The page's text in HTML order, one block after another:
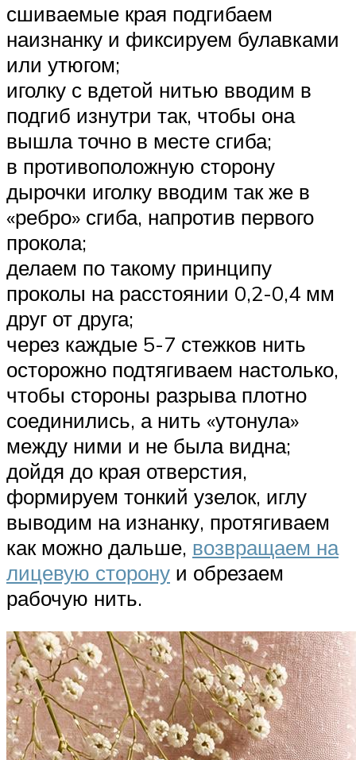
сшиваемые края подгибаем
наизнанку и фиксируем булавками
или утюгом;
иголку с вдетой нитью вводим в
подгиб изнутри так, чтобы она
вышла точно в месте сгиба;
в противоположную сторону
дырочки иголку вводим так же в
«ребро» сгиба, напротив первого
прокола;
делаем по такому принципу
проколы на расстоянии 0,2-0,4 мм
друг от друга;
через каждые 5-7 стежков нить
осторожно подтягиваем настолько,
чтобы стороны разрыва плотно
соединились, а нить «утонула»
между ними и не была видна;
дойдя до края отверстия,
формируем тонкий узелок, иглу
выводим на изнанку, протягиваем
как можно дальше, возвращаем на
лицевую сторону и обрезаем
рабочую нить.